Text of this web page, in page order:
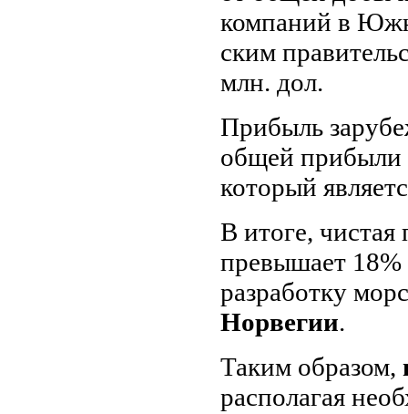
компаний в
ским
млн. дол.
Прибыль
общей прибыли
который
В итоге,
превы­шает 18%
разработку
Норвегии.
Таким образом,
располагая